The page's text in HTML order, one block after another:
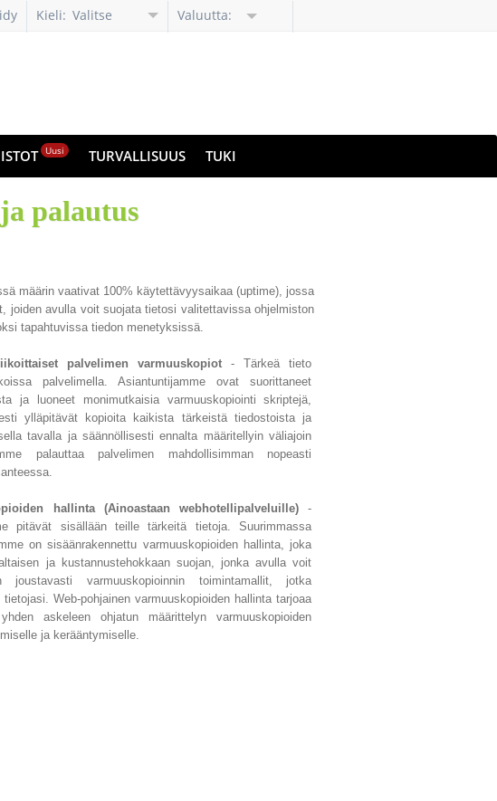
Kieli: Valitse
Valuutta:
Uusi TURVALLISUUS TUKI
palautus
määrin vaativat 100% käytettävyysaikaa (uptime), jossa
joiden avulla voit suojata tietosi valitettavissa ohjelmiston
tapahtuvissa tiedon menetyksissä.
palvelimen varmuuskopiot- Tärkeä tieto
palvelimella. Asiantuntijamme ovat suorittaneet
ja luoneet monimutkaisia varmuuskopiointi skriptejä,
ylläpitävät kopioita kaikista tärkeistä tiedostoista ja
tavalla ja säännöllisesti ennalta määritellyin väliajoin
palauttaa palvelimen mahdollisimman nopeasti
hallinta (Ainoastaan webhotellipalveluille) -
pitävät sisällään teille tärkeitä tietoja. Suurimmassa
on sisäänrakennettu varmuuskopioiden hallinta, joka
ja kustannustehokkaan suojan, jonka avulla voit
joustavasti varmuuskopioinnin toimintamallit, jotka
Web-pohjainen varmuuskopioiden hallinta tarjoaa
askeleen ohjatun määrittelyn varmuuskopioiden
ja kerääntymiselle.